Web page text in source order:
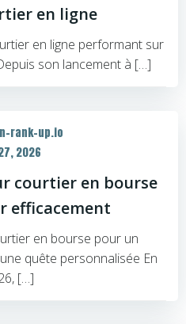
en ligne
en ligne performant sur
son lancement à […]
rank-up.io
2026
courtier en bourse
efficacement
en bourse pour un
quête personnalisée En
[…]